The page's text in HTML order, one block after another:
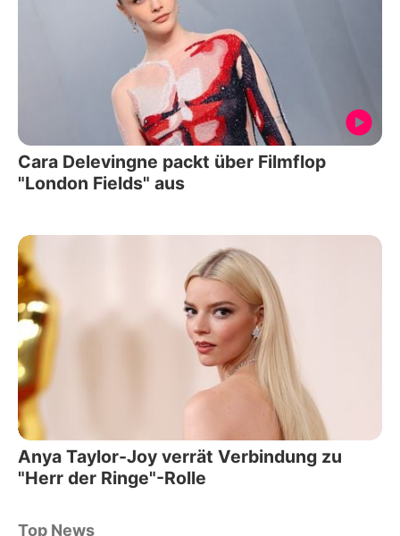
Cara Delevingne packt über Filmflop
"London Fields" aus
Anya Taylor-Joy verrät Verbindung zu
"Herr der Ringe"-Rolle
Top News